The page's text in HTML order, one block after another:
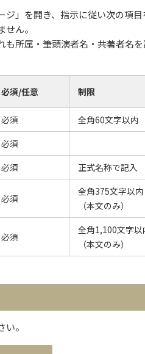
ジ」を開き、指示に従い次の項目
ん。
も所属・筆頭演者名・共著者名
必須/任意 制限
必須
全角60文字以内
必須
必須
正式名称で記入
必須
全角375文字以内
（本文のみ）
必須
全角1,100文字以
（本文のみ）
。